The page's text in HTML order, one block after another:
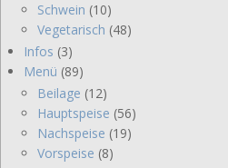
Schwein (10)
Vegetarisch (48)
Infos (3)
Menü (89)
Beilage (12)
Hauptspeise (56)
Nachspeise (19)
Vorspeise (8)